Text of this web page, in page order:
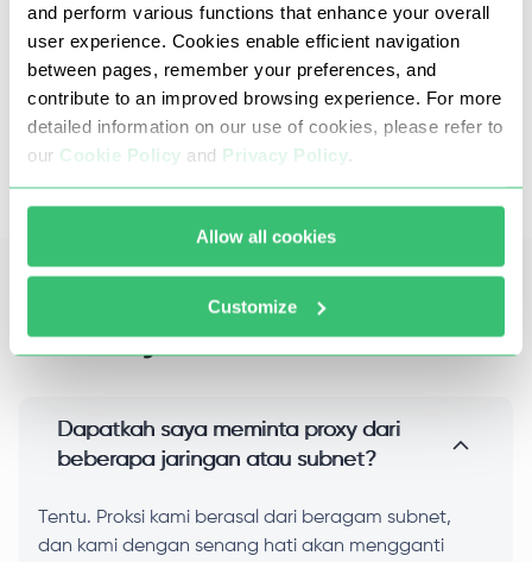
and perform various functions that enhance your overall
user experience. Cookies enable efficient navigation
between pages, remember your preferences, and
contribute to an improved browsing experience. For more
detailed information on our use of cookies, please refer to
our Cookie Policy and Privacy Policy
Allow all cookies
Customize
Proxy Kanada kami mengecualikan kemungkinan
menggunakan DDoS, brute force, carding, atau
aktivitas penipuan atau ilegal lainnya.
Ini menjamin kemurnian, stabilitas tinggi,
kejelasan dan kecepatan data yang
diproses
Pertanyaan Umum
Dapatkah saya meminta proxy dari
beberapa jaringan atau subnet?
Tentu. Proksi kami berasal dari beragam subnet,
dan kami dengan senang hati akan mengganti